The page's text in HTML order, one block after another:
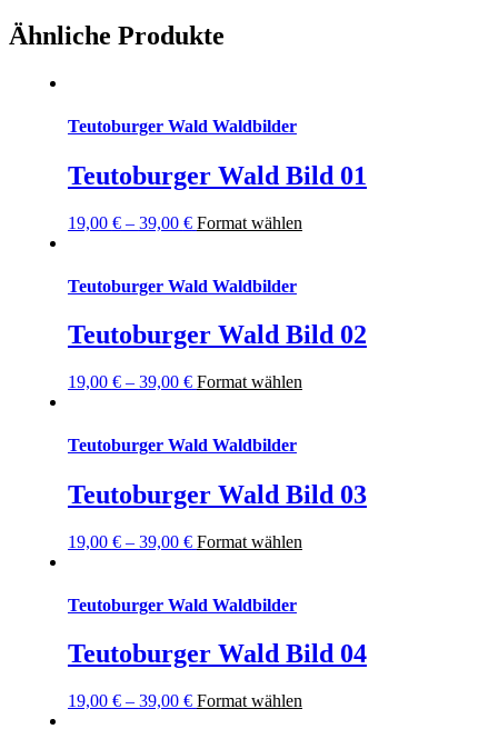
Ähnliche Produkte
Teutoburger Wald Waldbilder
Teutoburger Wald Bild 01
19,00 €– 39,00 € Format wählen
Teutoburger Wald Waldbilder
Teutoburger Wald Bild 02
19,00 €– 39,00 € Format wählen
Teutoburger Wald Waldbilder
Teutoburger Wald Bild 03
19,00 €– 39,00 € Format wählen
Teutoburger Wald Waldbilder
Teutoburger Wald Bild 04
19,00 €– 39,00 € Format wählen